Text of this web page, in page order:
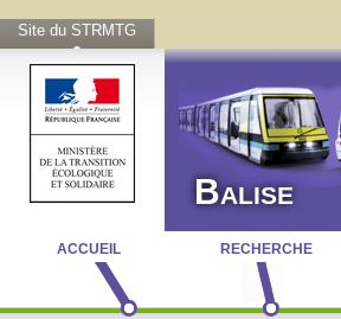
Site du STRMTG
Balise
ACCUEIL RECHERCHE